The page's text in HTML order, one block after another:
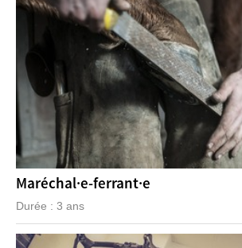
Maréchal·e-ferrant·e
Durée : 3 ans